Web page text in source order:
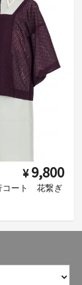
¥ 9,800
コート 花繋ぎ